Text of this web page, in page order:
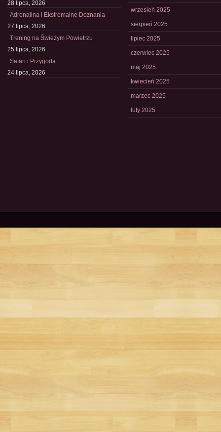
28 lipca, 2026
Adrenalina i Ekstremalne Doznania
27 lipca, 2026
Trening na Świeżym Powietrzu
25 lipca, 2026
Safari i Przygoda
24 lipca, 2026
wrzesień 2025
sierpień 2025
lipiec 2025
czerwiec 2025
maj 2025
kwiecień 2025
marzec 2025
luty 2025